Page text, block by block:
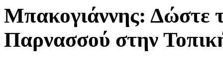
Μπακογιάννης: Δώστε
Παρνασσού στην